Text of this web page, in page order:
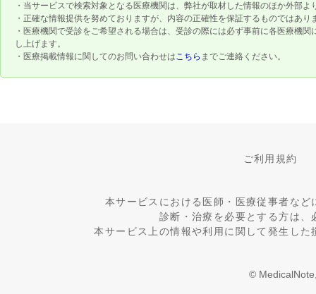
・当サービスで検索対象となる医療機関は、弊社が取材した情報のほか外部
・正確な情報提供を努めておりますが、内容の正確性を保証するものではあり
・医療機関で受診をご希望される場合は、受診の際には必ず事前に各医療機
し上げます。
・医療掲載情報に関してのお問い合わせはこちら までご連絡ください。
ご利用規約
本サービスにおける医師・医療従事者な
診断・治療を必要とする方は
本サービス上の情報や利用に関して発生し
©